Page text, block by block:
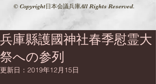
© Copyright日本会議兵庫All Rights Reserved.
兵庫縣護國神社春季慰霊大
祭への参列
更新日： 2019年12月15日